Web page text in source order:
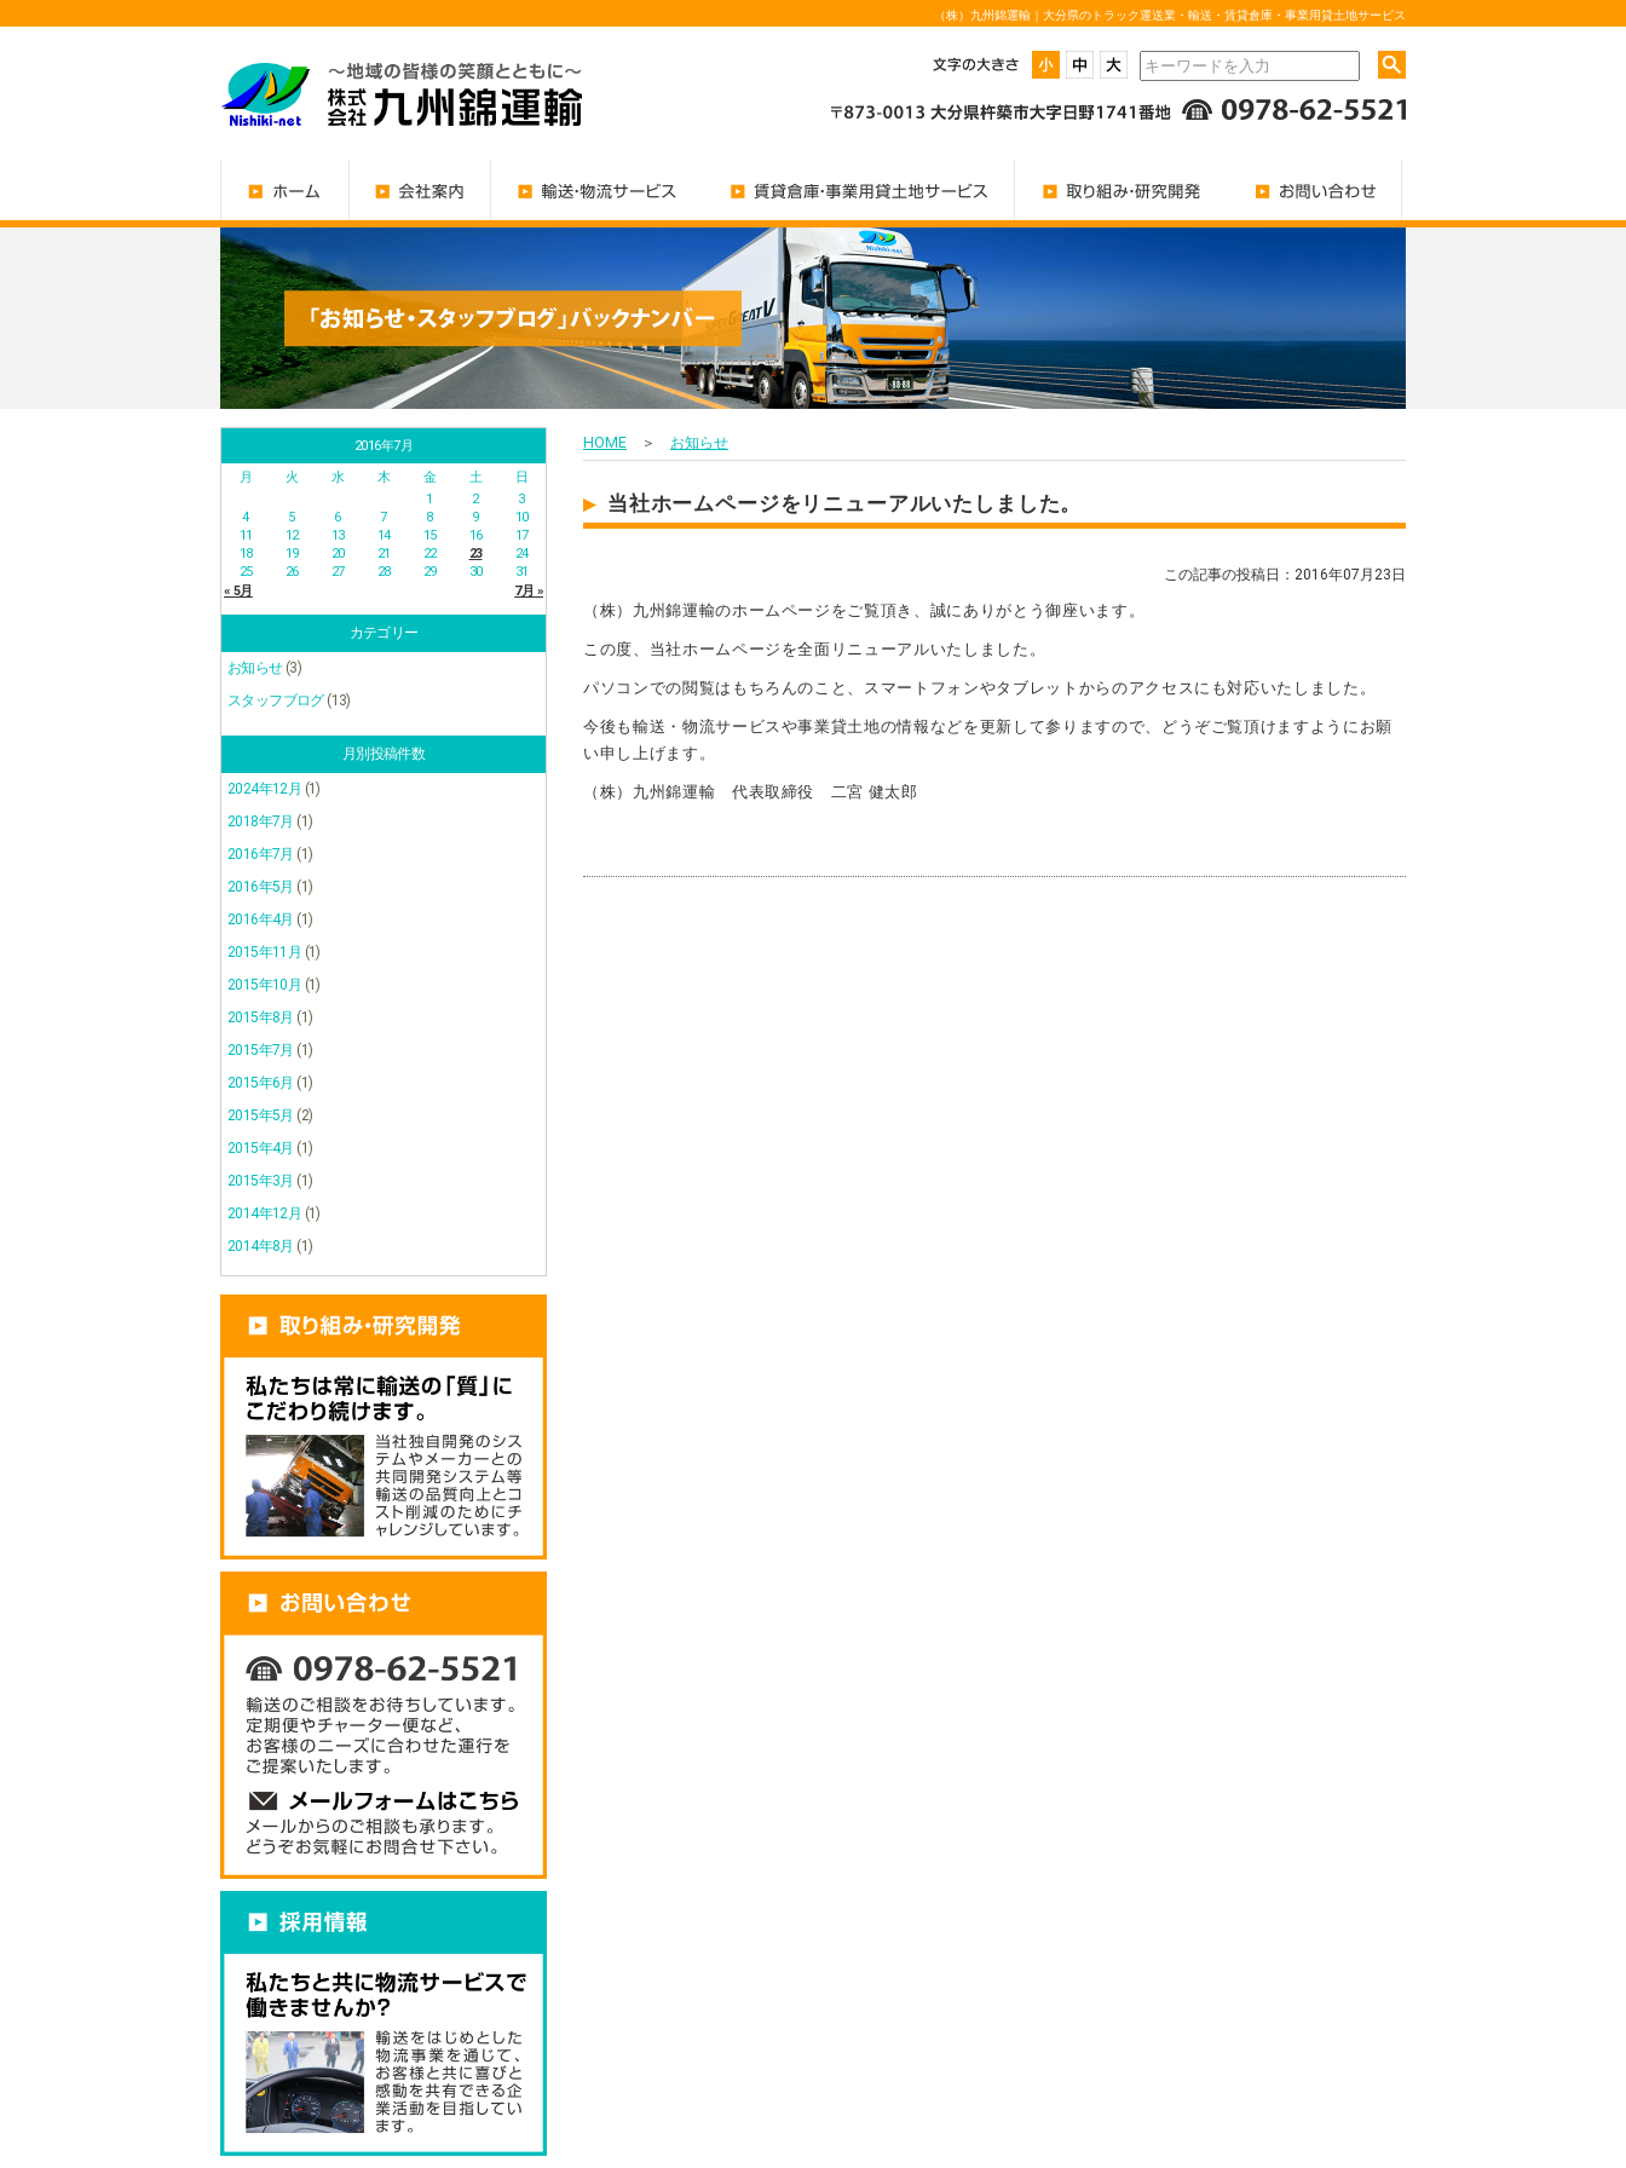
（株）九州錦運輸｜大分県のトラック運送業・輸送・賃貸倉庫・事業用貸土地サービス
2016年7月
月
火 水 木 金 土 日
« 5月 7月 »
1 2
3
4
5 6 7 8 9
10
11
12 13 14 15 16
17
18
19 20 21 22 23
24
25
26 27 28 29 30 31
カテゴリー
お知らせ(3)
スタッフブログ(13)
月別投稿件数
2024年12月 (1)
2018年7月 (1)
2016年7月 (1)
2016年5月 (1)
2016年4月 (1)
2015年11月 (1)
2015年10月 (1)
2015年8月 (1)
2015年7月 (1)
2015年6月 (1)
2015年5月 (2)
2015年4月 (1)
2015年3月 (1)
2014年12月 (1)
2014年8月 (1)
HOME ＞ お知らせ
当社ホームページをリニューアルいたしました。
この記事の投稿日：2016年07月23日
（株）九州錦運輸のホームページをご覧頂き、誠にありがとう御座います。
この度、当社ホームページを全面リニューアルいたしました。
パソコンでの閲覧はもちろんのこと、スマートフォンやタブレットからのアクセスにも対応いたしました。
今後も輸送・物流サービスや事業貸土地の情報などを更新して参りますので、どうぞご覧頂けますようにお願
い申し上げます。
（株）九州錦運輸 代表取締役 二宮 健太郎